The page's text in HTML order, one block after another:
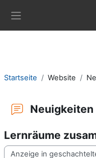
Startseite Website
Neuigkeiten
Lernräume
Anzeigemodus